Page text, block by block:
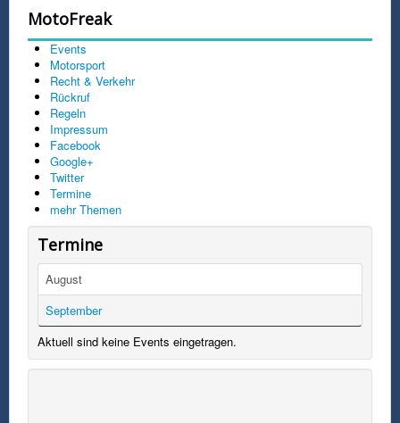
MotoFreak
Events
Motorsport
Recht & Verkehr
Rückruf
Regeln
Impressum
Facebook
Google+
Twitter
Termine
mehr Themen
Termine
August
September
Aktuell sind keine Events eingetragen.